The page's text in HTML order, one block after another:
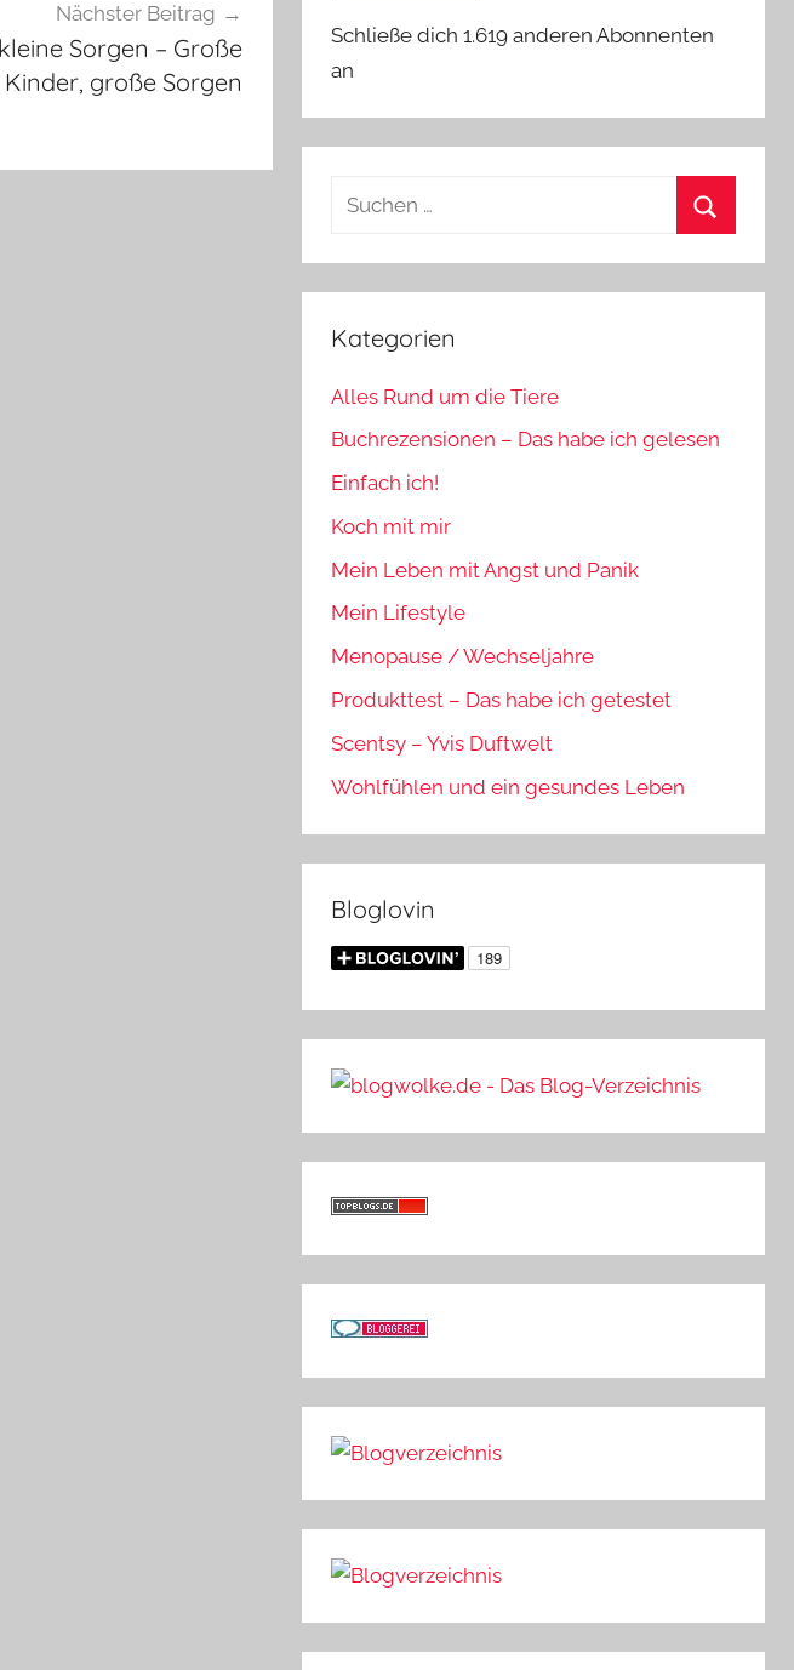
Nächster Beitrag
Sorgen – Große
Kinder, große Sorgen
Schließe dich 1.619 anderen Abonnenten
an
Suchen
Kategorien
Alles Rund um die Tiere
Buchrezensionen – Das habe ich gelesen
Einfach ich!
Koch mit mir
Mein Leben mit Angst und Panik
Mein Lifestyle
Menopause / Wechseljahre
Produkttest – Das habe ich getestet
Scentsy – Yvis Duftwelt
Wohlfühlen und ein gesundes Leben
Bloglovin